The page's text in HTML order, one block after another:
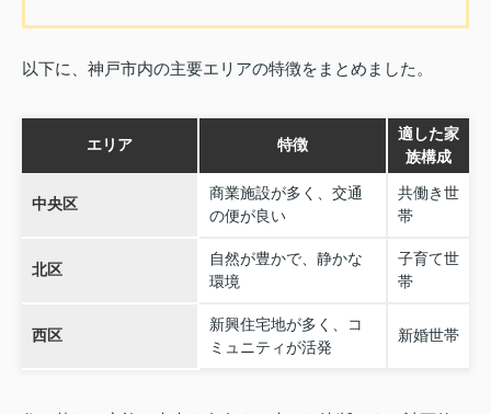
以下に、神戸市内の主要エリアの特徴をまとめました。
エリア 特徴
適した家
族構成
中央区
商業施設が多く、交通
の便が良い
共働き世
帯
北区
自然が豊かで、静かな
環境
子育て世
帯
西区
新興住宅地が多く、コ
ミュニティが活発
新婚世帯